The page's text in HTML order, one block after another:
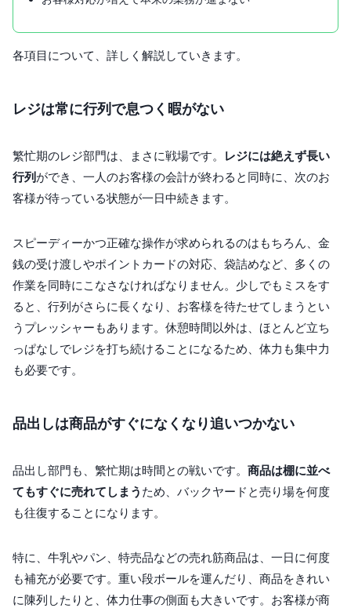
各項目について、詳しく解説していきます。
レジは常に行列で息つく暇がない
繁忙期のレジ部門は、まさに戦場です。
レジには絶えず長い
行列ができ、一人のお客様の会計が終わると同時に、次のお
客様が待っている状態が一日中続きます。
スピーディーかつ正確な操作が求められるのはもちろん、金
銭の受け渡しやポイントカードの対応、袋詰めなど、多くの
作業を同時にこなさなければなりません。少しでもミスをす
ると、行列がさらに長くなり、お客様を待たせてしまうとい
うプレッシャーもあります。休憩時間以外は、ほとんど立ち
っぱなしでレジを打ち続けることになるため、体力も集中力
も必要です。
品出しは商品がすぐになくなり追いつかない
品出し部門も、繁忙期は時間との戦いです。 商品は棚に並べ
てもすぐに売れてしまう ため、バックヤードと売り場を何度
も往復することになります。
特に、牛乳やパン、特売品などの売れ筋商品は、一日に何度
も補充が必要です。重い段ボールを運んだり、商品をきれい
に陳列したりと、体力仕事の側面も大きいです。お客様が商